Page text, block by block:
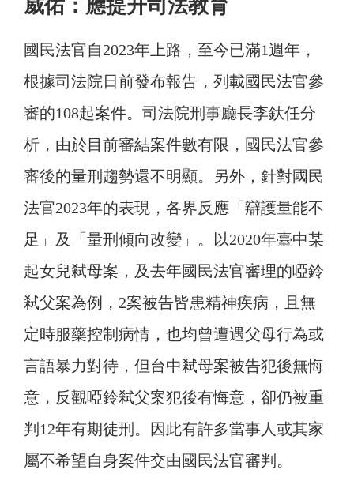
威佑：應提升司法教育
國民法官自2023年上路，至今已滿1週年，
根據司法院日前發布報告，列載國民法官參
審的108起案件。司法院刑事廳長李釱任分
析，由於目前審結案件數有限，國民法官參
審後的量刑趨勢還不明顯。另外，針對國民
法官2023年的表現，各界反應「辯護量能不
足」及「量刑傾向改變」。以2020年臺中某
起女兒弒母案，及去年國民法官審理的啞鈴
弒父案為例，2案被告皆患精神疾病，且無
定時服藥控制病情，也均曾遭遇父母行為或
言語暴力對待，但台中弒母案被告犯後無悔
意，反觀啞鈴弒父案犯後有悔意，卻仍被重
判12年有期徒刑。因此有許多當事人或其家
屬不希望自身案件交由國民法官審判。